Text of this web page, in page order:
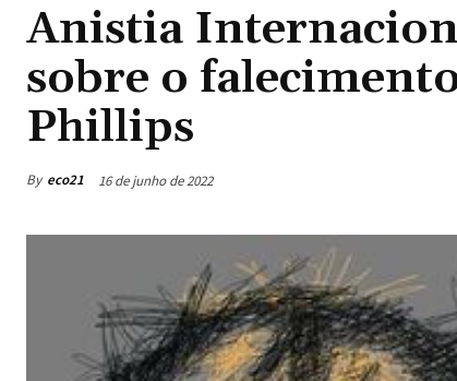
Anistia
sobre o
Phillips
By eco21 16 de junho de 2022